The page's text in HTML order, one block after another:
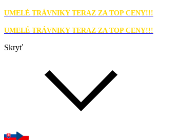
UMELÉ TRÁVNIKY TERAZ ZA TOP CENY!!!
UMELÉ TRÁVNIKY TERAZ ZA TOP CENY!!!
Skryť